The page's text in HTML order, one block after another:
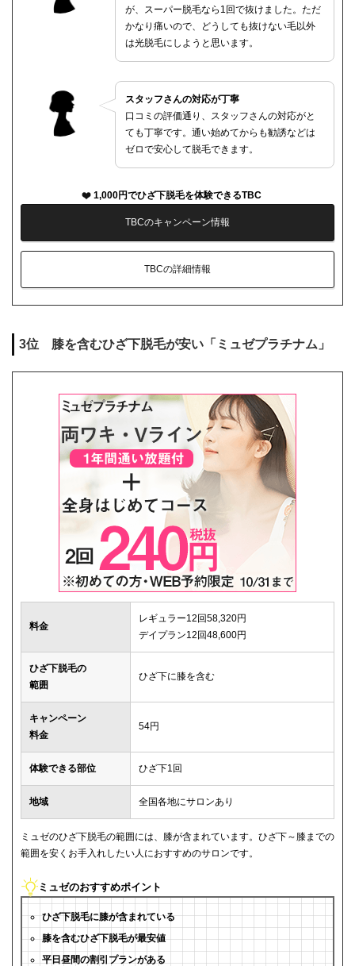
が、スーパー脱毛なら1回で抜けました。ただ
かなり痛いので、どうしても抜けない毛以外
は光脱毛にしようと思います。
スタッフさんの対応が丁寧
口コミの評価通り、スタッフさんの対応がと
ても丁寧です。通い始めてからも勧誘などは
ゼロで安心して脱毛できます。
1,000円でひざ下脱毛を体験できるTBC
TBCのキャンペーン情報
TBCの詳細情報
3位 膝を含むひざ下脱毛が安い「ミュゼプラチナム」
料金
レギュラー12回58,320円
デイプラン12回48,600円
ひざ下脱毛の
範囲
ひざ下に膝を含む
キャンペーン
料金
54円
体験できる部位 ひざ下1回
地域 全国各地にサロンあり
ミュゼのひざ下脱毛の範囲には、膝が含まれています。ひざ下～膝までの
範囲を安くお手入れしたい人におすすめのサロンです。
ミュゼのおすすめポイント
ひざ下脱毛に膝が含まれている
膝を含むひざ下脱毛が最安値
平日昼間の割引プランがある